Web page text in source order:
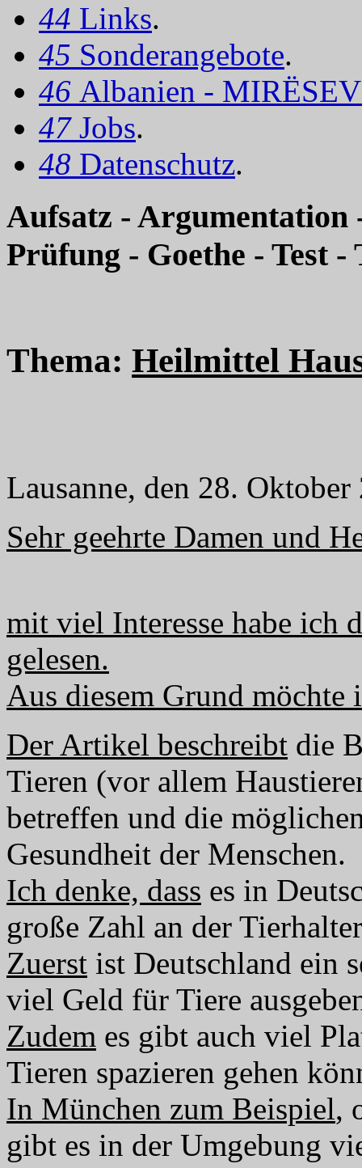
44 Links.
45 Sonderangebote.
46 Albanien -
47 Jobs.
48 Datenschutz.
Aufsatz -
Prüfung - Goethe - Test
Thema: Heilmittel
Lausanne, den 28. Oktober
Sehr geehrte Damen und
mit viel Interesse habe
gelesen.
Aus diesem Grund möchte
Der Artikel beschreibt die
Tieren (vor allem
betreffen und die
Gesundheit der Menschen.
Ich denke, dass es in
große Zahl an der
Zuerst ist Deutschland ein
viel Geld für Tiere
Zudem es gibt auch viel
Tieren spazieren gehen
In München zum Beispiel,
gibt es in der Umgebung